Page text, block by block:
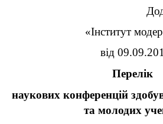
«Інститут
від
Перелік
наукових конференцій
та молодих